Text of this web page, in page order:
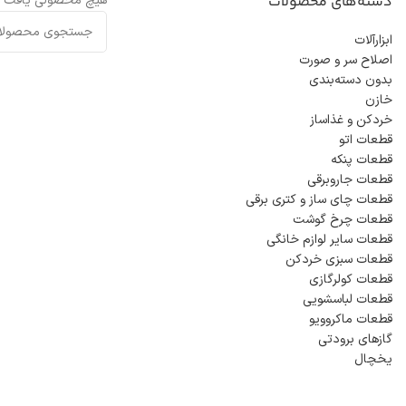
ابزارآلات
اصلاح سر و صورت
بدون دسته‌بندی
خازن
خردکن و غذاساز
قطعات اتو
قطعات پنکه
قطعات جاروبرقی
قطعات چای ساز و کتری برقی
قطعات چرخ گوشت
قطعات سایر لوازم خانگی
قطعات سبزی خردکن
قطعات کولرگازی
قطعات لباسشویی
قطعات ماکروویو
گازهای برودتی
یخچال